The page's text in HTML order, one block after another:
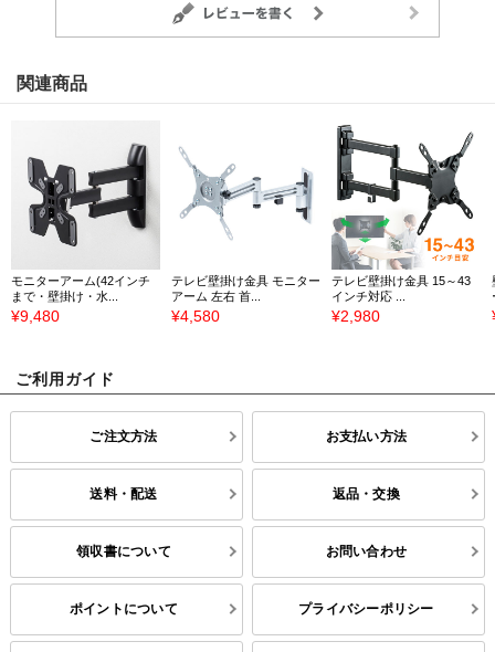
関連商品
モニターアーム(42インチ
まで・壁掛け・水...
¥9,480
テレビ壁掛け金具 モニター
アーム 左右 首...
¥4,580
テレビ壁掛け金具 15～43
インチ対応 ...
¥2,980
ご利用ガイド
ご注文方法 お支払い方法
送料・配送 返品・交換
領収書について お問い合わせ
ポイントについて プライバシーポリシー